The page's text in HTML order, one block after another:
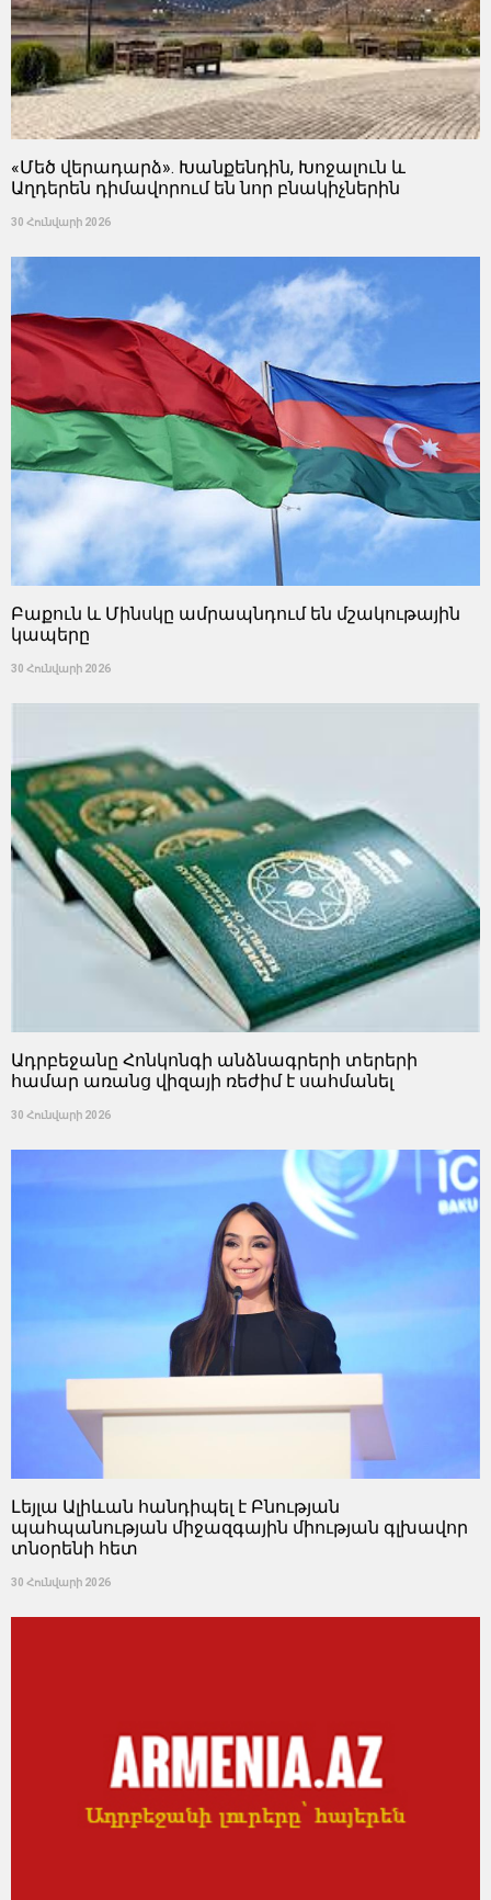
«Մեծ վերադարձ». Խանքենդին, Խոջալուն և
Աղդերեն դիմավորում են նոր բնակիչներին
30 Հունվարի 2026
Բաքուն և Մինսկը ամրապնդում են մշակութային
կապերը
30 Հունվարի 2026
Ադրբեջանը Հոնկոնգի անձնագրերի տերերի
համար առանց վիզայի ռեժիմ է սահմանել
30 Հունվարի 2026
Լեյլա Ալիևան հանդիպել է Բնության
պահպանության միջազգային միության գլխավոր
տնօրենի հետ
30 Հունվարի 2026